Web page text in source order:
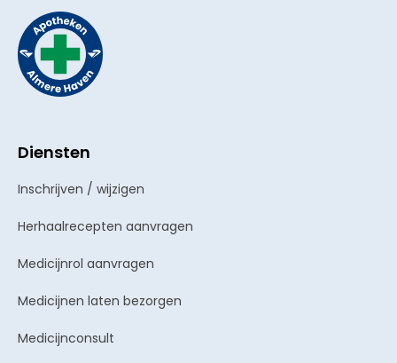
Diensten
Inschrijven / wijzigen
Herhaalrecepten aanvragen
Medicijnrol aanvragen
Medicijnen laten bezorgen
Medicijnconsult